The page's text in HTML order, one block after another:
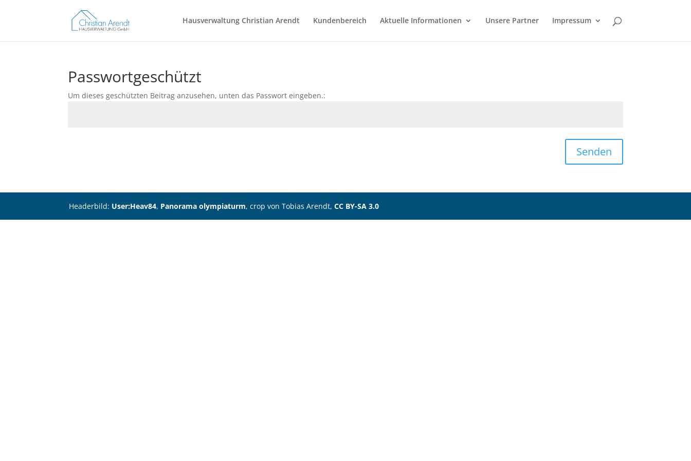
Hausverwaltung Christian Arendt Kundenbereich Aktuelle Informationen Unsere Partner Impressum
Passwortgeschützt
Um dieses geschützten Beitrag anzusehen, unten das Passwort eingeben.:
Senden
Headerbild: User:Heav84, Panorama olympiaturm, crop von Tobias Arendt,CC BY-SA 3.0